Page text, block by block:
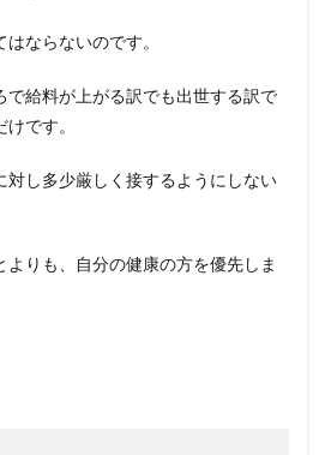
ならないのです。
で給料が上がる訳でも出世する訳で
です。
対し多少厳しく接するようにしない
りも、自分の健康の方を優先しま